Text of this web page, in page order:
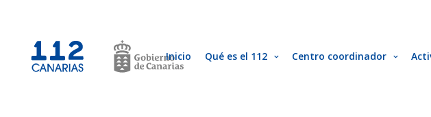
Inicio Qué es el 112 Centro coordinador